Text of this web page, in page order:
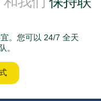
。您可以 24/7 全天
。